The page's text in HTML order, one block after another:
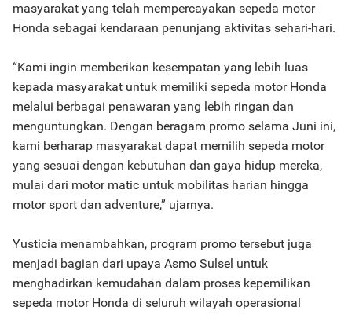
masyarakat yang telah mempercayakan sepeda motor
Honda sebagai kendaraan penunjang aktivitas sehari-hari.
“Kami ingin memberikan kesempatan yang lebih luas
kepada masyarakat untuk memiliki sepeda motor Honda
melalui berbagai penawaran yang lebih ringan dan
menguntungkan. Dengan beragam promo selama Juni ini,
kami berharap masyarakat dapat memilih sepeda motor
yang sesuai dengan kebutuhan dan gaya hidup mereka,
mulai dari motor matic untuk mobilitas harian hingga
motor sport dan adventure,” ujarnya.
Yusticia menambahkan, program promo tersebut juga
menjadi bagian dari upaya Asmo Sulsel untuk
menghadirkan kemudahan dalam proses kepemilikan
sepeda motor Honda di seluruh wilayah operasional